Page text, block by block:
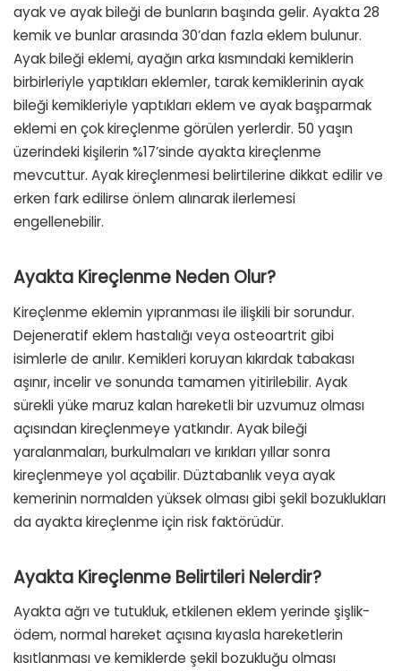
ayak ve ayak bileği de bunların başında gelir. Ayakta 28
kemik ve bunlar arasında 30’dan fazla eklem bulunur.
Ayak bileği eklemi, ayağın arka kısmındaki kemiklerin
birbirleriyle yaptıkları eklemler, tarak kemiklerinin ayak
bileği kemikleriyle yaptıkları eklem ve ayak başparmak
eklemi en çok kireçlenme görülen yerlerdir. 50 yaşın
üzerindeki kişilerin %17’sinde ayakta kireçlenme
mevcuttur. Ayak kireçlenmesi belirtilerine dikkat edilir ve
erken fark edilirse önlem alınarak ilerlemesi
engellenebilir.
Ayakta Kireçlenme Neden Olur?
Kireçlenme eklemin yıpranması ile ilişkili bir sorundur.
Dejeneratif eklem hastalığı veya osteoartrit gibi
isimlerle de anılır. Kemikleri koruyan kıkırdak tabakası
aşınır, incelir ve sonunda tamamen yitirilebilir. Ayak
sürekli yüke maruz kalan hareketli bir uzvumuz olması
açısından kireçlenmeye yatkındır. Ayak bileği
yaralanmaları, burkulmaları ve kırıkları yıllar sonra
kireçlenmeye yol açabilir. Düztabanlık veya ayak
kemerinin normalden yüksek olması gibi şekil bozuklukları
da ayakta kireçlenme için risk faktörüdür.
Ayakta Kireçlenme Belirtileri Nelerdir?
Ayakta ağrı ve tutukluk, etkilenen eklem yerinde şişlik-
ödem, normal hareket açısına kıyasla hareketlerin
kısıtlanması ve kemiklerde şekil bozukluğu olması